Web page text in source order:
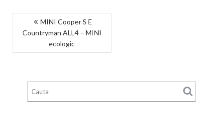
NAVIGARE
ÎN
ARTICOLE
MINI Cooper S E
Countryman ALL4 – MINI
ecologic